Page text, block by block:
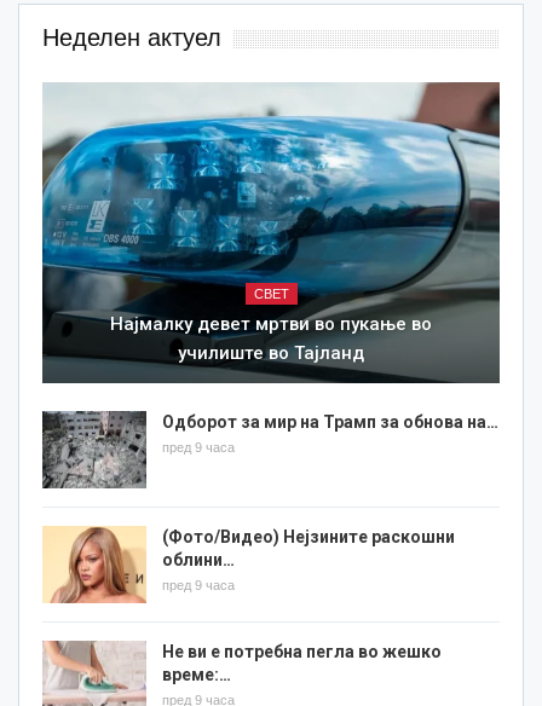
Неделен актуел
СВЕТ
Најмалку девет мртви во пукање во
училиште во Тајланд
Одборот за мир на Трамп за обнова на…
пред 9 часа
(Фото/Видео) Нејзините раскошни
облини…
пред 9 часа
Не ви е потребна пегла во жешко
време:…
пред 9 часа